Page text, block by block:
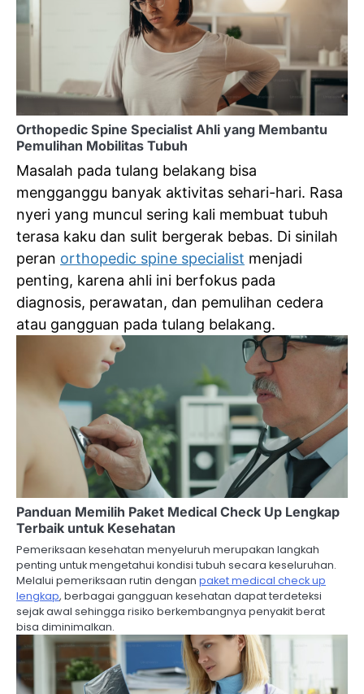
v
a
t
i
o
n
Orthopedic Spine Specialist Ahli yang Membantu
Pemulihan Mobilitas Tubuh
Masalah pada tulang belakang bisa
mengganggu banyak aktivitas sehari-hari. Rasa
nyeri yang muncul sering kali membuat tubuh
terasa kaku dan sulit bergerak bebas. Di sinilah
peran orthopedic spine specialist menjadi
penting, karena ahli ini berfokus pada
diagnosis, perawatan, dan pemulihan cedera
atau gangguan pada tulang belakang.
Panduan Memilih Paket Medical Check Up Lengkap
Terbaik untuk Kesehatan
Pemeriksaan kesehatan menyeluruh merupakan langkah
penting untuk mengetahui kondisi tubuh secara keseluruhan.
Melalui pemeriksaan rutin dengan paket medical check up
lengkap, berbagai gangguan kesehatan dapat terdeteksi
sejak awal sehingga risiko berkembangnya penyakit berat
bisa diminimalkan.